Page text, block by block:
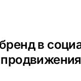
в